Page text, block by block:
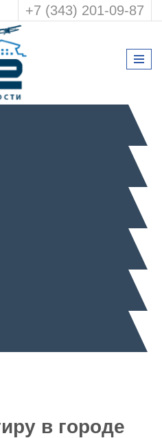
+7 (343) 201-09-87
в городе